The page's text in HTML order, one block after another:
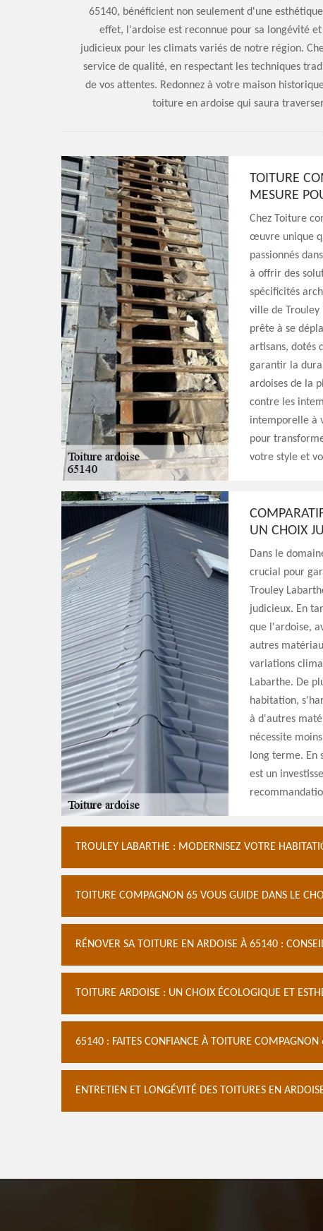
65140, bénéficient non seulement d'une
effet, l'ardoise est reconnue pour sa longévité
judicieux pour les climats variés de notre région.
service de qualité, en respectant les techniques
de vos attentes. Redonnez à votre maison
toiture en ardoise qui saura
TOITURE
MESURE
Chez Toiture
œuvre unique
passionnés
à offrir des
spécificités
ville de Trouley
prête à se
artisans, dotés
garantir la
ardoises de la
contre les
intemporelle à
pour
votre style et
UN CHOIX
Dans le
crucial pour
Trouley
judicieux. En
que l'ardoise,
autres
variations
Labarthe. De
habitation,
à d'autres
nécessite
long terme. En
est un
TROULEY LABARTHE : MODERNISEZ VOTRE
TOITURE COMPAGNON 65 VOUS GUIDE DANS LE
RÉNOVER SA TOITURE EN ARDOISE À 65140 :
TOITURE ARDOISE : UN CHOIX ÉCOLOGIQUE ET
65140 : FAITES CONFIANCE À TOITURE
ENTRETIEN ET LONGÉVITÉ DES TOITURES EN